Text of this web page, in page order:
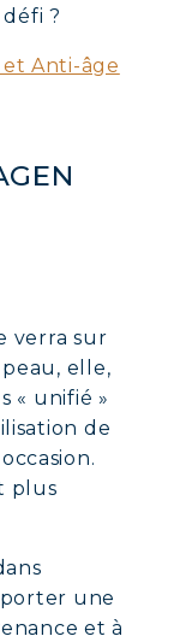
?
Anti-âge
verra sur
elle,
« unifié »
de
plus
porter une
et à